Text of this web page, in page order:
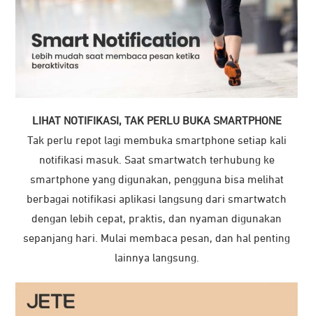
LIHAT NOTIFIKASI, TAK PERLU BUKA SMARTPHONE
Tak perlu repot lagi membuka smartphone setiap kali
notifikasi masuk. Saat smartwatch terhubung ke
smartphone yang digunakan, pengguna bisa melihat
berbagai notifikasi aplikasi langsung dari smartwatch
dengan lebih cepat, praktis, dan nyaman digunakan
sepanjang hari. Mulai membaca pesan, dan hal penting
lainnya langsung.